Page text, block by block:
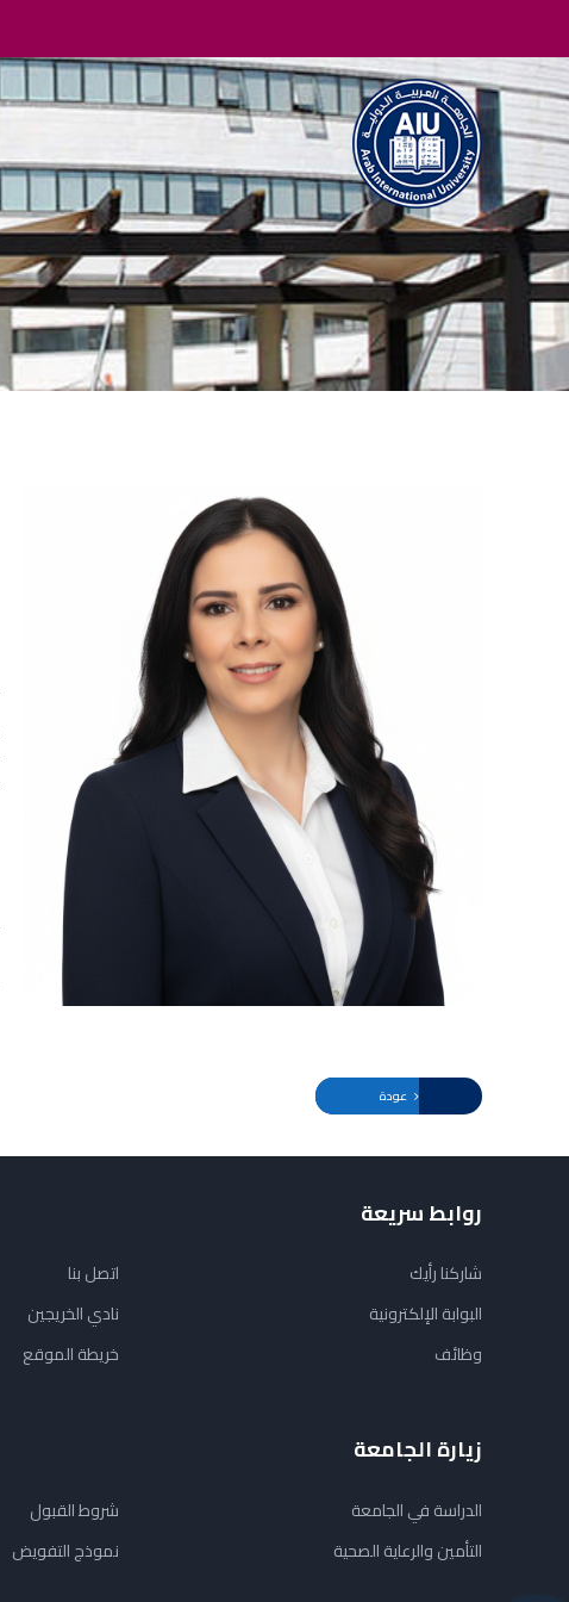
روابط سريعة
شاركنا رأيك
البوابة الإلكترونية
وظائف
اتصل بنا
نادي الخريجين
خريطة الموقع
زيارة الجامعة
الدراسة في الجامعة
التأمين والرعاية الصحية
شروط القبول
نموذج التفويض